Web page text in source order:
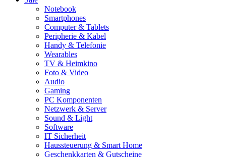
Notebook
Smartphones
Computer & Tablets
Peripherie & Kabel
Handy & Telefonie
Wearables
TV & Heimkino
Foto & Video
Audio
Gaming
PC Komponenten
Netzwerk & Server
Sound & Light
Software
IT Sicherheit
Haussteuerung & Smart Home
Geschenkkarten & Gutscheine